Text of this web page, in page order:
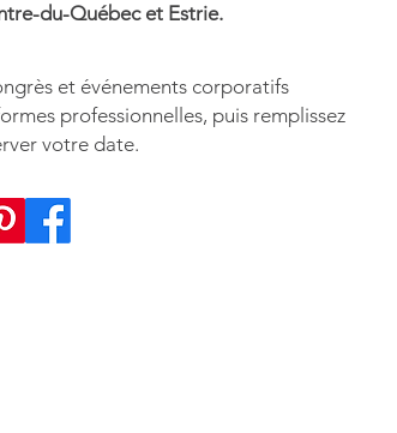
du-Québec et Estrie.
et événements corporatifs
professionnelles, puis remplissez
votre date.